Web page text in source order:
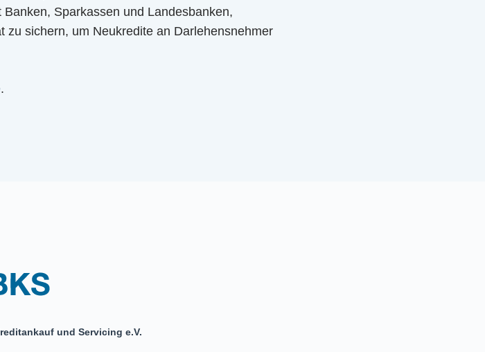
Sparkassen und Landesbanken,
zu sichern, um Neukredite an Darlehensnehmer
.
und Servicing e.V.